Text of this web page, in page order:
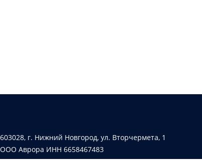
603028, г. Нижний Новгород, ул. Вторчермета, 1
ООО Аврора ИНН 6658467483